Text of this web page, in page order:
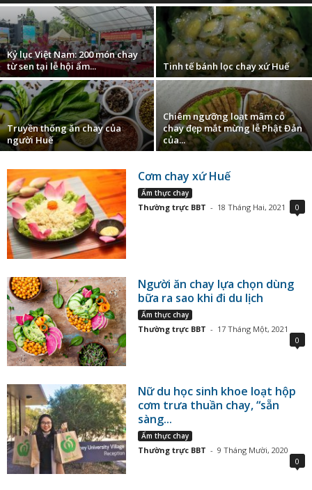
Kỷ lục Việt Nam: 200 món chay
từ sen tại lễ hội ẩm...
Tinh tế bánh lọc chay xứ Huế
Truyền thống ăn chay của
người Huế
Chiêm ngưỡng loạt mâm cỗ
chay đẹp mắt mừng lễ Phật Đản
của...
Cơm chay xứ Huế
Ẩm thực chay
Thường trực BBT - 18 Tháng Hai, 2021 0
Người ăn chay lựa chọn dùng
bữa ra sao khi đi du lịch
Ẩm thực chay
Thường trực BBT - 17 Tháng Một, 2021
0
Nữ du học sinh khoe loạt hộp
cơm trưa thuần chay, “sẵn
sàng...
Ẩm thực chay
Thường trực BBT - 9 Tháng Mười, 2020
0